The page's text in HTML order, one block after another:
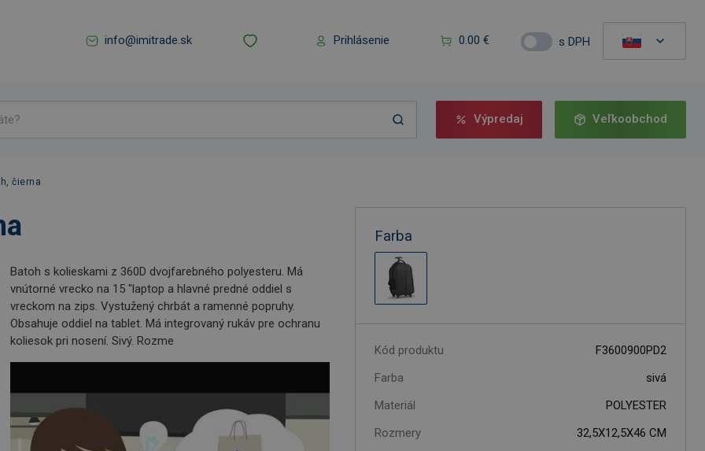
info@imitrade.sk Prihlásenie 0.00 € s DPH
Výpredaj Veľkoobchod
čierna
Batoh s kolieskami z 360D dvojfarebného polyesteru. Má
vnútorné vrecko na 15 "laptop a hlavné predné oddiel s
vreckom na zips. Vystužený chrbát a ramenné popruhy.
Obsahuje oddiel na tablet. Má integrovaný rukáv pre ochranu
koliesok pri nosení. Sivý. Rozme
Farba
Kód produktu
F3600900PD2
Farba
sivá
Materiál
POLYESTER
Rozmery
32,5X12,5X46 CM